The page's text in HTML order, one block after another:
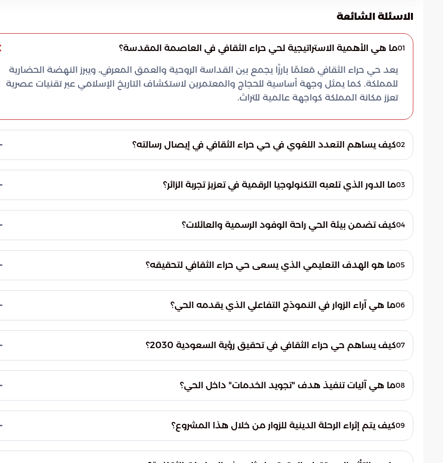
الاسئلة الشائعة
01ما هي الأهمية الاستراتيجية لحي حراء الثقافي في العاصمة المقدسة؟
يعد حي حراء الثقافي مَعلمًا بارزًا يجمع بين القداسة الروحية والعمق المعرفي، ويبرز النهضة الحضارية
للمملكة. كما يمثل وجهة أساسية للحجاج والمعتمرين لاستكشاف التاريخ الإسلامي عبر تقنيات عصرية
تعزز مكانة المملكة كواجهة عالمية للتراث.
02كيف يساهم التعدد اللغوي في حي حراء الثقافي في إيصال رسالته؟
التواصلية مع الزوار من مختلف الجنسيات. تهدف هذه الخطوة إلى جعل الإرث الإسلامي متاحًا للجميع
ونشر قيم التسامح والتعارف الإنساني بين الشعوب.
03ما الدور الذي تلعبه التكنولوجيا الرقمية في تعزيز تجربة الزائر؟
ملموسة تثبت المعلومات في الأذهان. يبتعد هذا الأسلوب عن الرتابة التقليدية، ويأتي ضمن استراتيجية
التحول الرقمي لتطوير المواقع الثقافية والأثرية في المملكة.
04كيف تضمن بيئة الحي راحة الوفود الرسمية والعائلات؟
كما تخضع هذه المرافق لأنظمة دقيقة تضمن انسيابية حركة الحشود، مما يوفر تجربة سياحية
ثقافية متكاملة تليق بضيوف الرحمن.
05ما هو الهدف التعليمي الذي يسعى حي حراء الثقافي لتحقيقه؟
الإسلامية. ومن خلال المعارض المتخصصة، يُعاد صياغة التاريخ برؤية معاصرة تربط الماضي العريق
بالواقع الحالي، مما يشكل وعيًا عميقًا بجوهر الدين.
06ما هي آراء الزوار في النموذج التفاعلي الذي يقدمه الحي؟
وأشاروا إلى أن النمط التفاعلي يحفز العقل والوجدان معًا، مما يسهل استيعاب التراث الإسلامي العريق
بأسلوب شيق ومبسط بعيدًا عن الجمود.
07كيف يساهم حي حراء الثقافي في تحقيق رؤية السعودية 2030؟
تشمل تجويد الخدمات وإثراء الرحلة الدينية. كما يعمل على تعزيز الإرث الوطني عبر إبراز دور المملكة
الريادي في حماية ونشر التراث الإسلامي.
08ما هي آليات تنفيذ هدف "تجويد الخدمات" داخل الحي؟
طوال فترة الزيارة. تهدف هذه المرافق إلى تقديم تجربة سلسة ومريحة تتناسب مع التطلعات العالمية
وتخدم أعداد الزوار المتزايدة.
09كيف يتم إثراء الرحلة الدينية للزوار من خلال هذا المشروع؟